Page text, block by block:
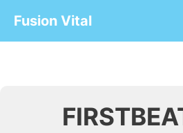
Fusion Vital